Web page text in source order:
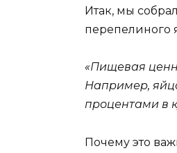
Итак, мы
перепелиного
«Пищевая
Например,
процентами в
Почему это